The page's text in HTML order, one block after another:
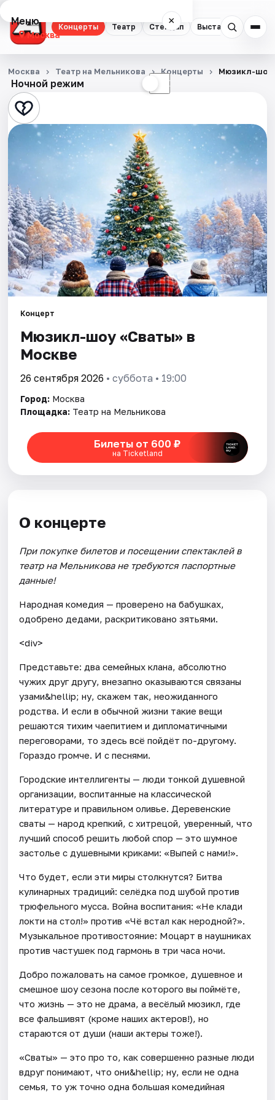
Концерты Театр Стендап Выставки
Меню ×
Москва
Концерты
Театр
Стендап
Выставки
Квесты
Экскурсии
Спорт
События
Площадки
Артисты
Ночной режим ☾
Москва Театр на Мельникова Концерты Мюзикл-шоу
Концерт
Мюзикл-шоу «Сваты» в
Москве
26 сентября 2026 • суббота • 19:00
Город: Москва
Площадка: Театр на Мельникова
Билеты от 600 ₽
на Ticketland
О концерте
При покупке билетов и посещении спектаклей в
театр на Мельникова не требуются паспортные
данные!
Народная комедия — проверено на бабушках,
одобрено дедами, раскритиковано зятьями.
<div>
Представьте: два семейных клана, абсолютно
чужих друг другу, внезапно оказываются связаны
узами&hellip; ну, скажем так, неожиданного
родства. И если в обычной жизни такие вещи
решаются тихим чаепитием и дипломатичными
переговорами, то здесь всё пойдёт по-другому.
Гораздо громче. И с песнями.
Городские интеллигенты — люди тонкой душевной
организации, воспитанные на классической
литературе и правильном оливье. Деревенские
сваты — народ крепкий, с хитрецой, уверенный, что
лучший способ решить любой спор — это шумное
застолье с душевными криками: «Выпей с нами!».
Что будет, если эти миры столкнутся? Битва
кулинарных традиций: селёдка под шубой против
трюфельного мусса. Война воспитания: «Не клади
локти на стол!» против «Чё встал как неродной?».
Музыкальное противостояние: Моцарт в наушниках
против частушек под гармонь в три часа ночи.
Добро пожаловать на самое громкое, душевное и
смешное шоу сезона после которого вы поймёте,
что жизнь — это не драма, а весёлый мюзикл, где
все фальшивят (кроме наших актеров!), но
стараются от души (наши актеры тоже!).
«Сваты» — это про то, как совершенно разные люди
вдруг понимают, что они&hellip; ну, если не одна
семья, то уж точно одна большая комедийная